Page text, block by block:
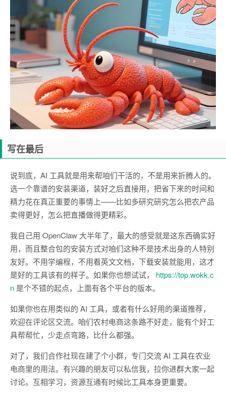
写在最后
说到底，AI 工具就是用来帮咱们干活的，不是用来折腾人的。
选一个靠谱的安装渠道，装好之后直接用，把省下来的时间和
精力花在真正重要的事情上——比如多研究研究怎么把农产品
卖得更好，怎么把直播做得更精彩。
我自己用 OpenClaw 大半年了，最大的感受就是这东西确实好
用，而且整合包的安装方式对咱们这种不是技术出身的人特别
友好。不用学编程，不用看英文文档，下载安装就能用，这才
是好的工具该有的样子。如果你也想试试， https://top.wokk.c
n 是个不错的起点，上面有各个平台的版本。
如果你也在用类似的 AI 工具，或者有什么好用的渠道推荐，
欢迎在评论区交流。咱们农村电商这条路不好走，能有个好工
具帮帮忙，少走点弯路，比什么都强。
对了，我们合作社现在建了个小群，专门交流 AI 工具在农业
电商里的用法。有兴趣的朋友可以私信我，拉你进群大家一起
讨论。互相学习，资源互通有时候比工具本身更重要。